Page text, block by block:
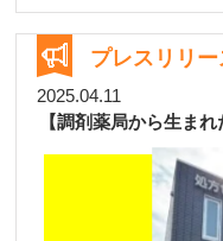
2025年6月23日(月) ～ 6月27日(金) 場所: ぼうしや
店 測定費用: 無料 ■店舗概要・店舗名：ぼうしや薬局 たつの神戸
店・所在地：〒671-1643
電話番号：0791-76-7633
（月）たつの南眼科西隣
「ぼうしやマルシェ」で
書きのレシピも配布しております。 食品サポー
舗スタッフも協力しなが
の場にもなっています。 また、冷凍食品の宅配サービスも行って
ッフがお届けする事で、
り ”の視点も大切にし、
気づくことができるよう
プレスリリー
2025.04.11
【調剤薬局から生ま